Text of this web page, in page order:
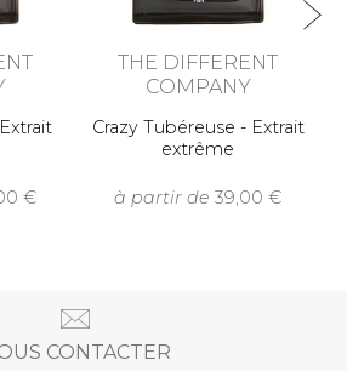
THE DIFFERENT
COMPANY
Crazy Tubéreuse - Extrait
extrême
à partir de 39,00
CONTACTER